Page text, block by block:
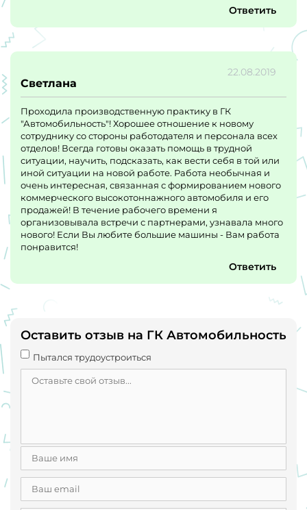
Ответить
22.08.2019
Светлана
Проходила производственную практику в ГК
"Автомобильность"! Хорошее отношение к новому
сотруднику со стороны работодателя и персонала всех
отделов! Всегда готовы оказать помощь в трудной
ситуации, научить, подсказать, как вести себя в той или
иной ситуации на новой работе. Работа необычная и
очень интересная, связанная с формированием нового
коммерческого высокотоннажного автомобиля и его
продажей! В течение рабочего времени я
организовывала встречи с партнерами, узнавала много
нового! Если Вы любите большие машины - Вам работа
понравится!
Ответить
Оставить отзыв на ГК Автомобильность
Пытался трудоустроиться